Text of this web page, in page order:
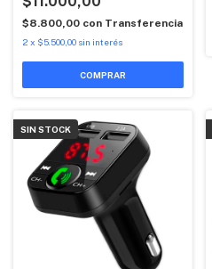
$8.800,00 con Transferencia
2 x $5.500,00 sin interés
COMPRAR
SIN STOCK